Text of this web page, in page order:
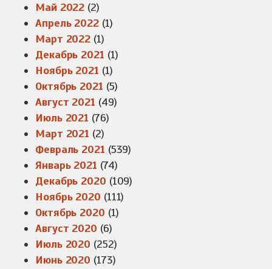
Май 2022 (2)
Апрель 2022(1)
Март 2022 (1)
Декабрь 2021 (1)
Ноябрь 2021 (1)
Октябрь 2021 (5)
Август 2021 (49)
Июль 2021 (76)
Март 2021 (2)
Февраль 2021 (539)
Январь 2021 (74)
Декабрь 2020 (109)
Ноябрь 2020 (111)
Октябрь 2020 (1)
Август 2020 (6)
Июль 2020 (252)
Июнь 2020 (173)